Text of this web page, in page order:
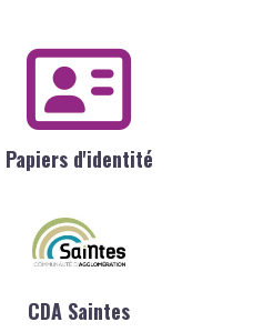
Papiers d'identité
CDA Saintes